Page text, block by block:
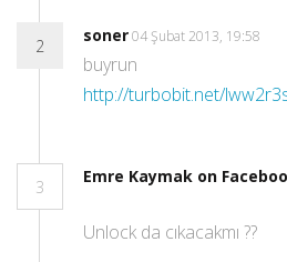
2
soner04 Şubat 2013, 19:58
buyrun
http://turbobit.net/
3
Emre Kaymak on
Unlock da cıkacakmı ??